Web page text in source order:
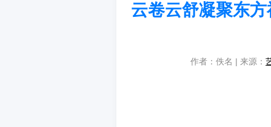
云卷云舒凝聚东
作者：佚名 | 来源：